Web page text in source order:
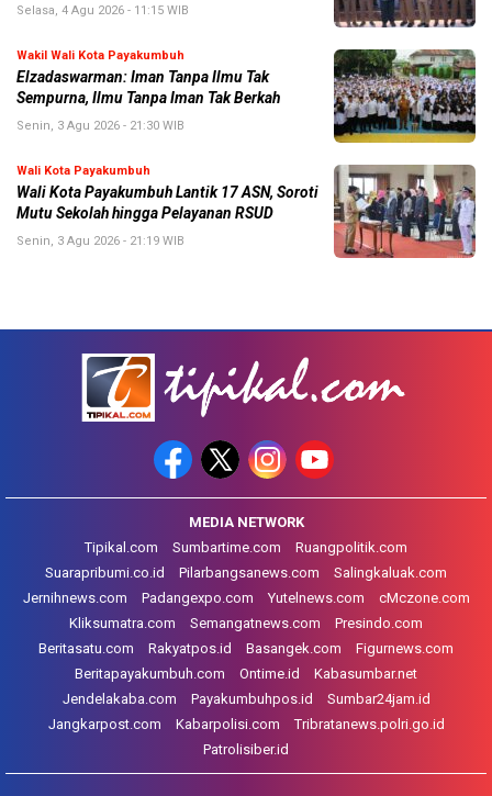
Selasa, 4 Agu 2026 - 11:15 WIB
Wakil Wali Kota Payakumbuh
Elzadaswarman: Iman Tanpa Ilmu Tak
Sempurna, Ilmu Tanpa Iman Tak Berkah
Senin, 3 Agu 2026 - 21:30 WIB
Wali Kota Payakumbuh
Wali Kota Payakumbuh Lantik 17 ASN, Soroti
Mutu Sekolah hingga Pelayanan RSUD
Senin, 3 Agu 2026 - 21:19 WIB
MEDIA NETWORK
Tipikal.com
Sumbartime.com
Ruangpolitik.com
Suarapribumi.co.id
Pilarbangsanews.com
Salingkaluak.com
Jernihnews.com
Padangexpo.com Yutelnews.com
cMczone.com
Kliksumatra.com
Semangatnews.com
Presindo.com
Beritasatu.com
Rakyatpos.id Basangek.com
Figurnews.com
Beritapayakumbuh.com
Ontime.id
Kabasumbar.net
Jendelakaba.com
Payakumbuhpos.id
Sumbar24jam.id
Jangkarpost.com
Kabarpolisi.com
Tribratanews.polri.go.id
Patrolisiber.id